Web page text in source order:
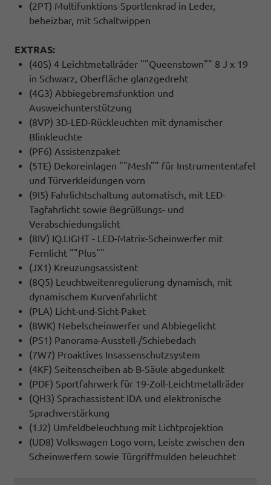
(2PT) Multifunktions-Sportlenkrad in Leder,
beheizbar, mit Schaltwippen
EXTRAS:
(40S) 4 Leichtmetallräder ""Queenstown"" 8 J x 19
in Schwarz, Oberfläche glanzgedreht
(4G3) Abbiegebremsfunktion und
Ausweichunterstützung
(8VP) 3D-LED-Rückleuchten mit dynamischer
Blinkleuchte
(PF6) Assistenzpaket
(5TE) Dekoreinlagen ""Mesh"" für Instrumententafel
und Türverkleidungen vorn
(9I5) Fahrlichtschaltung automatisch, mit LED-
Tagfahrlicht sowie Begrüßungs- und
Verabschiedungslicht
(8IV) IQ.LIGHT - LED-Matrix-Scheinwerfer mit
Fernlicht ""Plus""
(JX1) Kreuzungsassistent
(8Q5) Leuchtweitenregulierung dynamisch, mit
dynamischem Kurvenfahrlicht
(PLA) Licht-und-Sicht-Paket
(8WK) Nebelscheinwerfer und Abbiegelicht
(PS1) Panorama-Ausstell-/Schiebedach
(7W7) Proaktives Insassenschutzsystem
(4KF) Seitenscheiben ab B-Säule abgedunkelt
(PDF) Sportfahrwerk für 19-Zoll-Leichtmetallräder
(QH3) Sprachassistent IDA und elektronische
Sprachverstärkung
(1J2) Umfeldbeleuchtung mit Lichtprojektion
(UD8) Volkswagen Logo vorn, Leiste zwischen den
Scheinwerfern sowie Türgriffmulden beleuchtet